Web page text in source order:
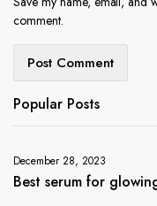
comment.
Popular Posts
December 28, 2023
Best serum for